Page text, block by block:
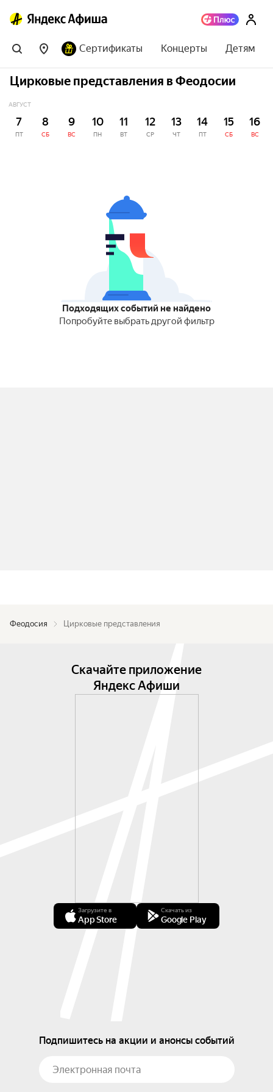
Сертификаты Концерты Детям
Цирковые представления в Феодосии
АВГУСТ
7
ПТ
8
СБ
9
ВС
10
ПН
11
ВТ
12
СР
13
ЧТ
14
ПТ
15
СБ
16
ВС
Подходящих событий не найдено
Попробуйте выбрать другой фильтр
Феодосия Цирковые представления
Скачайте приложение
Яндекс Афиши
Загрузите в
App Store
Скачать из
Google Play
Подпишитесь на акции и анонсы событий